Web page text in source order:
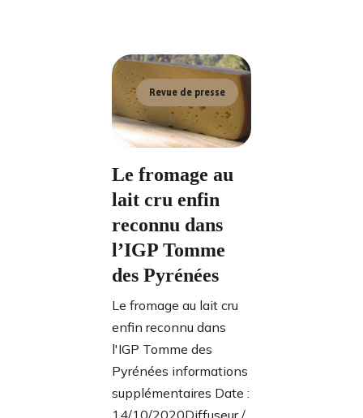
Revue de presse
Le fromage au
lait cru enfin
reconnu dans
l’IGP Tomme
des Pyrénées
Le fromage au lait cru
enfin reconnu dans
l'IGP Tomme des
Pyrénées informations
supplémentaires Date :
14/10/2020Diffuseur /